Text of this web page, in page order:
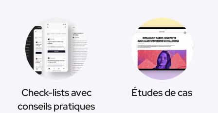
Check-lists avec
conseils pratiques
Études de cas